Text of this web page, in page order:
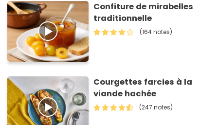
Confiture de mirabelles
traditionnelle
(164 notes)
Courgettes farcies à la
viande hachée
(247 notes)